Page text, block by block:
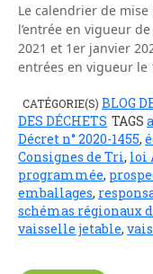
Le calendrier de
l’entrée en vigueur
2021 et 1er janvier
entrées en vigueur le
CATÉGORIE(S) BLOG
DES DÉCHETS TAGS
Décret n° 2020-1455,
Consignes de Tri, loi
programmée,
emballages,
schémas régionaux
vaisselle jetable,